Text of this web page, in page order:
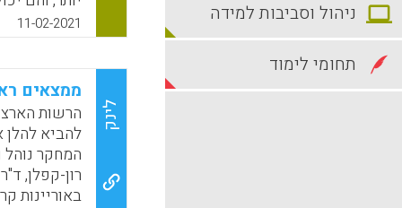
ותרבותיות
תלמידים
ההשכלה של
להשוות לא
באותה
בחינוך
11-02-2021
לינק
ממצאים
הרשות
המחקר נוהל
רון-קפלן,
ניהול וסביבות למידה
תחומי לימוד